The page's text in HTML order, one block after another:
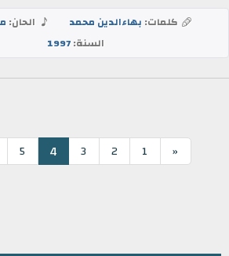
كلمات: بهاءالدين محمد الحان:
السنة:1997
«
1
2
3
4
5